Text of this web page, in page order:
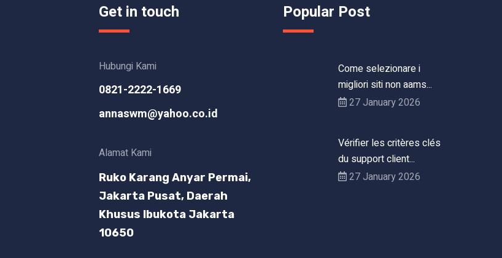
Get in touch
Hubungi Kami
0821-2222-1669
annaswm@yahoo.co.id
Alamat Kami
Ruko Karang Anyar Permai,
Jakarta Pusat, Daerah
Khusus Ibukota Jakarta
10650
Popular Post
Come selezionare i
migliori siti non aams...
27 January 2026
Vérifier les critères clés
du support client...
27 January 2026